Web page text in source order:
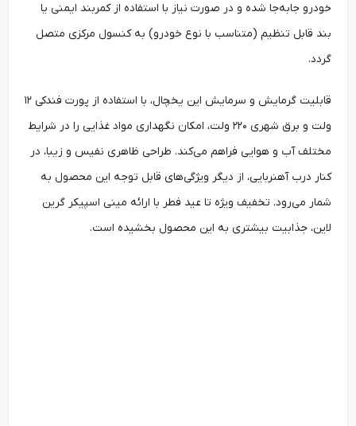
خودرو جابه‌جا شده و در صورت نیاز با استفاده از کمربند ایمنی یا
بند قابل تنظیم (متناسب با نوع خودرو) به کنسول مرکزی متصل
قابلیت گرمایش و سرمایش این یخچال، با استفاده از پورت فندکی ۱۲
ولت و برق شهری ۲۲۰ ولت، امکان نگهداری مواد غذایی را در شرایط
مختلف آب و هوایی فراهم می‌کند. طراحی ظاهری نفیس و زیبا، در
کنار درب آهنربایی، از دیگر ویژگی‌های قابل توجه این محصول به
شمار می‌رود. تخفیف ویژه تا عید فطر با ارائه مینی اسپیکر گرین
لاین، جذابیت بیشتری به این محصول بخشیده است.